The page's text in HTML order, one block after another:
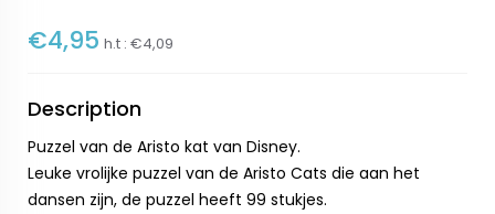
€4,95 h.t : €4,09
Description
Puzzel van de Aristo kat van Disney.
Leuke vrolijke puzzel van de Aristo Cats die aan het
dansen zijn, de puzzel heeft 99 stukjes.